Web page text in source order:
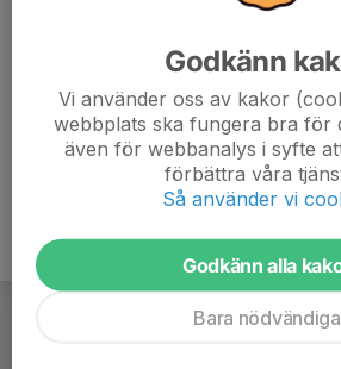
Godkänn
Vi använder oss av kakor
webbplats ska fungera bra för
även för webbanalys i syfte
förbättra våra
Så använder vi
Godkänn alla
Bara nödvändiga